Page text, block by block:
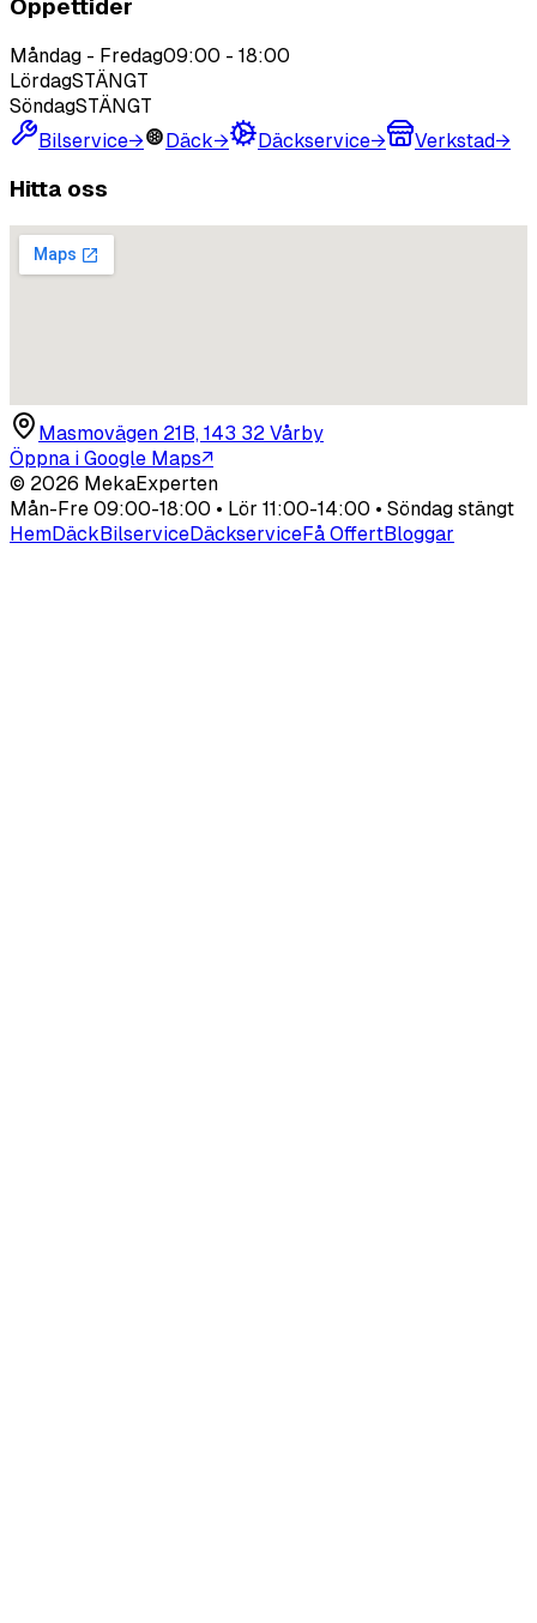
Öppettider
Måndag - Fredag09:00 - 18:00
LördagSTÄNGT
SöndagSTÄNGT
Bilservice→ Däck→ Däckservice→ Verkstad→
Hitta oss
Masmovägen 21B, 143 32 Vårby
Öppna i Google Maps↗
© 2026 MekaExperten
Mån-Fre 09:00-18:00 • Lör 11:00-14:00 • Söndag stängt
HemDäckBilserviceDäckserviceFå OffertBloggar